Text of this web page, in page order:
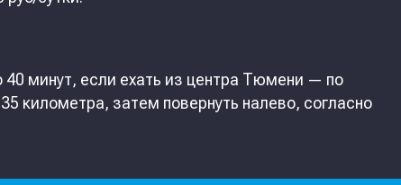
минут, если ехать из центра Тюмени — по
километра, затем повернуть налево, согласно